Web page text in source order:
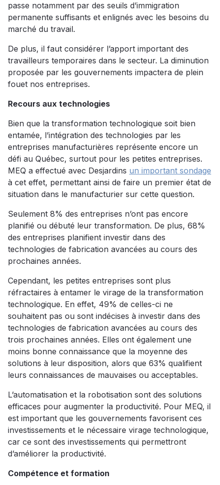
passe notamment par des seuils d’immigration
permanente suffisants et enlignés avec les besoins du
marché du travail.
De plus, il faut considérer l’apport important des
travailleurs temporaires dans le secteur. La diminution
proposée par les gouvernements impactera de plein
fouet nos entreprises.
Recours aux technologies
Bien que la transformation technologique soit bien
entamée, l’intégration des technologies par les
entreprises manufacturières représente encore un
défi au Québec, surtout pour les petites entreprises.
MEQ a effectué avec Desjardins un important sondage
à cet effet, permettant ainsi de faire un premier état de
situation dans le manufacturier sur cette question.
Seulement 8% des entreprises n’ont pas encore
planifié ou débuté leur transformation. De plus, 68%
des entreprises planifient investir dans des
technologies de fabrication avancées au cours des
prochaines années.
Cependant, les petites entreprises sont plus
réfractaires à entamer le virage de la transformation
technologique. En effet, 49% de celles-ci ne
souhaitent pas ou sont indécises à investir dans des
technologies de fabrication avancées au cours des
trois prochaines années. Elles ont également une
moins bonne connaissance que la moyenne des
solutions à leur disposition, alors que 63% qualifient
leurs connaissances de mauvaises ou acceptables.
L’automatisation et la robotisation sont des solutions
efficaces pour augmenter la productivité. Pour MEQ, il
est important que les gouvernements favorisent ces
investissements et le nécessaire virage technologique,
car ce sont des investissements qui permettront
d’améliorer la productivité.
Compétence et formation